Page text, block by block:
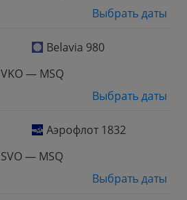
Выбрать даты
Belavia 980
VKO — MSQ
Выбрать даты
Аэрофлот 1832
SVO — MSQ
Выбрать даты